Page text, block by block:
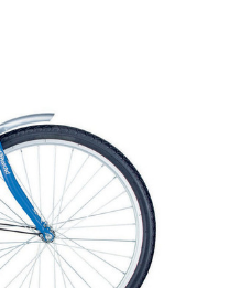
без
График платежей
Сегодня
25%